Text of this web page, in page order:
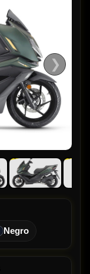
❯
Negro